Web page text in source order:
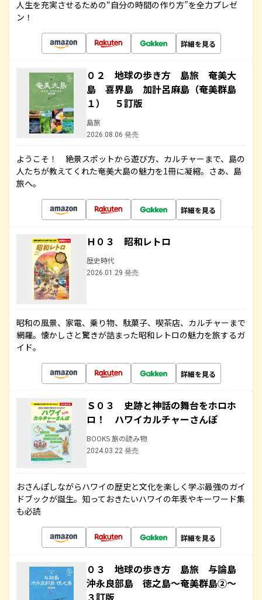
人生を充実させるための“自分の時間の作り方”を全力プレゼ
ン！
詳細を見る
０２ 地球の歩き方 島旅 奄美大
島 喜界島 加計呂麻島（奄美群島
１） ５訂版
島旅
2026.08.06 発売
ようこそ！ 絶景スポットから遊び方、カルチャーまで、島の
人たちが教えてくれた奄美大島の魅力を1冊に凝縮。さあ、島
旅へ。
詳細を見る
Ｈ０３ 昭和レトロ
歴史時代
2026.01.29 発売
昭和の風景、家電、乗り物、駄菓子、喫茶店、カルチャーまで
網羅。懐かしさと驚きが詰まった昭和レトロの魅力を旅するガ
イド。
詳細を見る
Ｓ０３ 史跡と神話の舞台をホロホ
ロ！ ハワイカルチャーさんぽ
BOOKS 旅の読み物
2024.03.22 発売
おさんぽしながらハワイの歴史と文化を楽しく学ぶ最強のガイ
ドブックが誕生。知っておきたいハワイの年表やキーワード集
も必読
詳細を見る
０３ 地球の歩き方 島旅 与論島
沖永良部島 徳之島～奄美群島②～
３訂版